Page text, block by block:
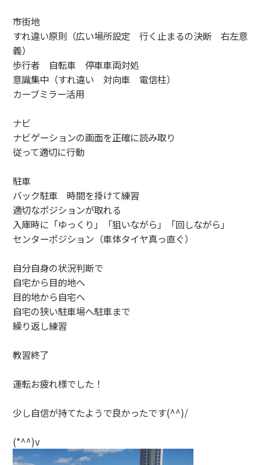
市街地
すれ違い原則（広い場所設定 行く止まるの決断 右左意
義）
歩行者 自転車 停車車両対処
意識集中（すれ違い 対向車 電信柱）
カーブミラー活用
ナビ
ナビゲーションの画面を正確に読み取り
従って適切に行動
駐車
バック駐車 時間を掛けて練習
適切なポジションが取れる
入庫時に「ゆっくり」「狙いながら」「回しながら」
センターポジション（車体タイヤ真っ直ぐ）
自分自身の状況判断で
自宅から目的地へ
目的地から自宅へ
自宅の狭い駐車場へ駐車まで
繰り返し練習
教習終了
運転お疲れ様でした！
少し自信が持てたようで良かったです(^^)/
(*^^)v